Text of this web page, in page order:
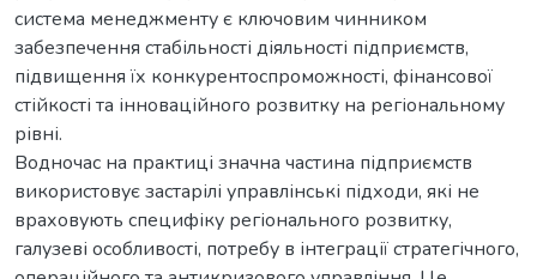
система менеджменту є ключовим чинником
забезпечення стабільності діяльності підприємств,
підвищення їх конкурентоспроможності, фінансової
стійкості та інноваційного розвитку на регіональному
рівні.
Водночас на практиці значна частина підприємств
використовує застарілі управлінські підходи, які не
враховують специфіку регіонального розвитку,
галузеві особливості, потребу в інтеграції стратегічного,